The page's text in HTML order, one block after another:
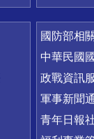
國防部相
中華民國
政戰資訊
軍事新聞
青年日報